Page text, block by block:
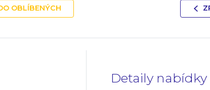
OBLÍBENÝCH
Detaily nabídky